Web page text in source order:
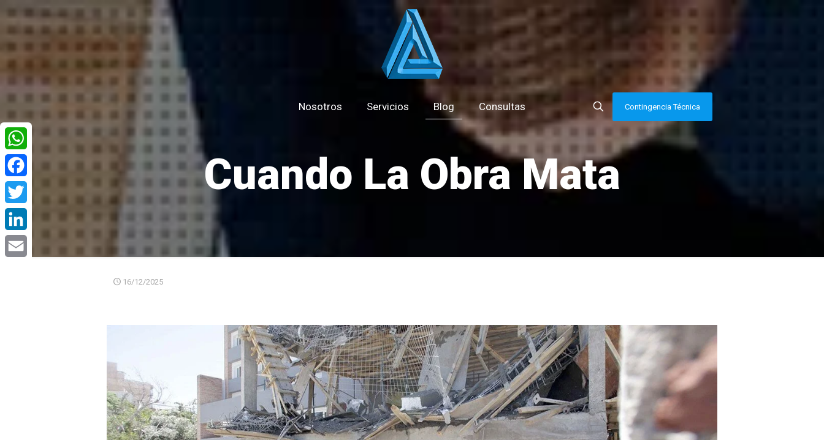
Nosotros Servicios Blog Consultas Contingencia Técnica
Cuando La Obra Mata
16/12/2025
WhatsApp
Facebook
Twitter
LinkedIn